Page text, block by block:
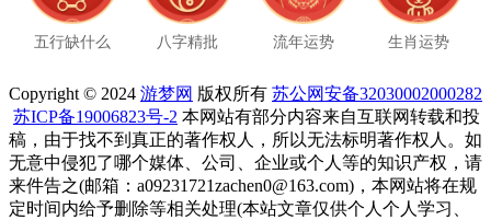
五行缺什么 八字精批 流年运势 生肖运势
Copyright © 2024 游梦网 版权所有 苏公网安备32030002000282
苏ICP备19006823号-2 本网站有部分内容来自互联网转载和投
稿，由于找不到真正的著作权人，所以无法标明著作权人。如
无意中侵犯了哪个媒体、公司、企业或个人等的知识产权，请
来件告之(邮箱：a09231721zachen0@163.com)，本网站将在规
定时间内给予删除等相关处理(本站文章仅供个人个人学习、